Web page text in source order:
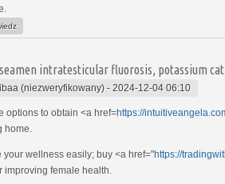
intratesticular fluorosis, potassium
(niezweryfikowany) - 2024-12-04 06:10
options to obtain <a href=https://
home.
your wellness easily; buy <a href="https://
improving female health.